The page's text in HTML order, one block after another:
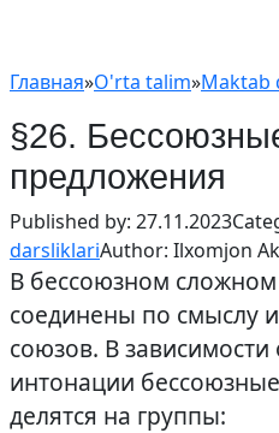
Главная»O'rta talim»Maktab
§26.
предложения
Published by: 27.11.2023
darsliklariAuthor: Ilxomjon
В бессоюзном
соединены по смыслу
союзов. В зависимости
интонации
делятся на группы: